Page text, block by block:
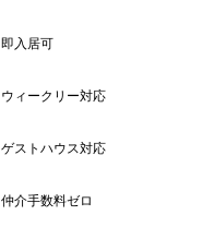
即入居可
ウィークリー対応
ゲストハウス対応
仲介手数料ゼロ